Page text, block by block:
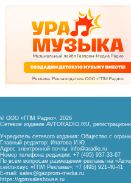
© ООО «ГПМ Радио», 2026
Сетевое издание AVTORADIO.RU,
Учредитель сетевого издания: Общество с
Главный редактор: Ипатова И.Ю.
Адрес электронной почты: info@aradio.ru
Номер телефона редакции: +7 (495) 937-33-67
По всем вопросам размещения рекламы на
сейлз-хаус «ГПМ Реклама»: +7 (495) 921-40-41
E-mail: sales@gazprom-media.ru
https://gpmsaleshouse.ru